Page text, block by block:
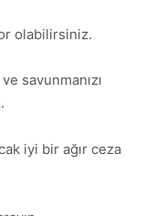
olabilirsiniz.
savunmanızı
iyi bir ağır ceza